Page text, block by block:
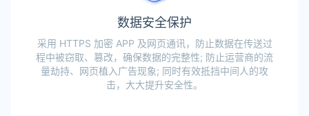
数据安全保护
采用 HTTPS 加密 APP 及网页通讯，防止数据在传送过
程中被窃取、篡改，确保数据的完整性; 防止运营商的流
量劫持、网页植入广告现象; 同时有效抵挡中间人的攻
击，大大提升安全性。